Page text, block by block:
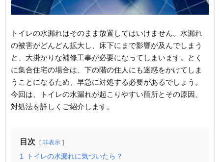
トイレの水漏れはそのまま放置してはいけません。水漏れ
の被害がどんどん拡大し、床下にまで影響が及んでしまう
と、大掛かりな補修工事が必要になってしまいます。とく
に集合住宅の場合は、下の階の住人にも迷惑をかけてしま
うことになるため、早急に対処する必要があるでしょう。
今回は、トイレの水漏れが起こりやすい箇所とその原因、
対処法を詳しくご紹介します。
目次 非表示
1
トイレの水漏れに気づいたら？